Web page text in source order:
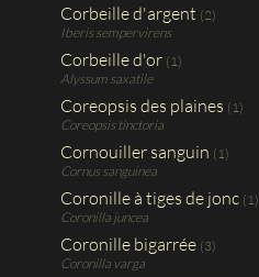
Corbeille d'argent (2)
Iberis sempervirens
Corbeille d'or (1)
Alyssum saxatile
Coreopsis des plaines (1)
Coreopsis tinctoria
Cornouiller sanguin (1)
Cornus sanguinea
Coronille à tiges de jonc (1)
Coronilla juncea
Coronille bigarrée (3)
Coronilla varga